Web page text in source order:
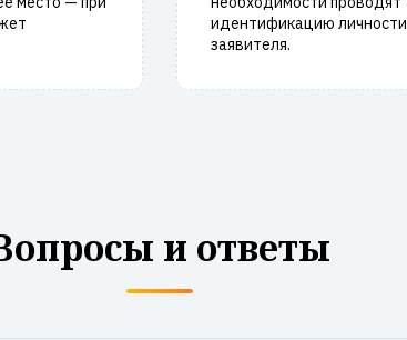
идентификацию личности
заявителя.
и ответы